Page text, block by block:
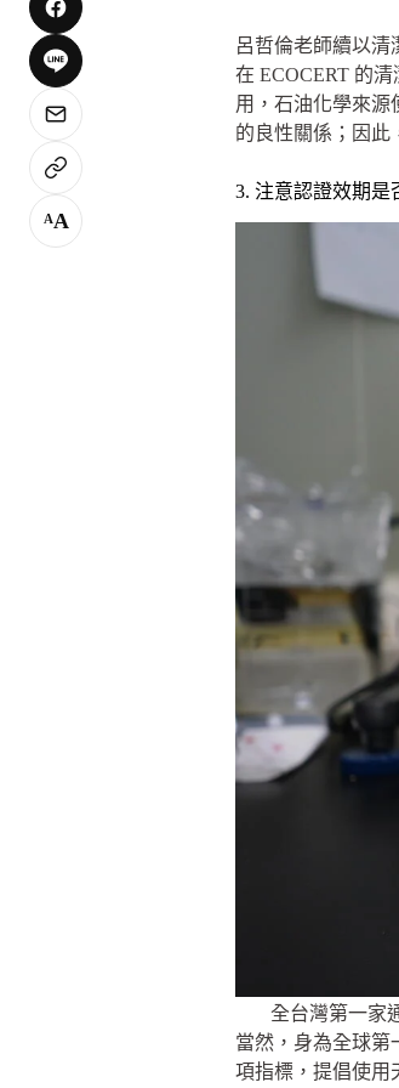
呂哲倫老師續以
在 ECOCERT 的
用，石油化學來源
的良性關係；因此
3. 注意認證效期是
全台灣第一家
當然，身為全球第
項指標，提倡使用
AA